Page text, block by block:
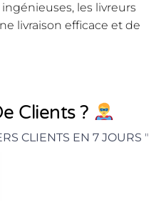
les livreurs
livraison efficace et de
Clients ?
CLIENTS EN 7 JOURS "